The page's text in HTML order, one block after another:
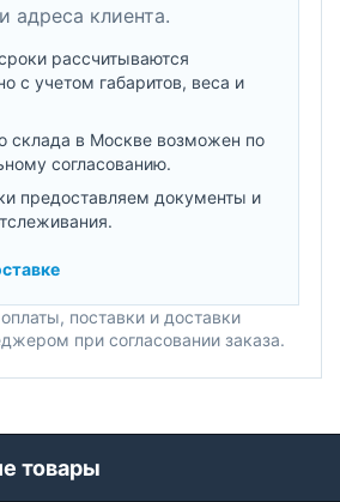
адреса клиента.
рассчитываются
с учетом габаритов, веса и
склада в Москве возможен по
согласованию.
предоставляем документы и
поставки и доставки
при согласовании заказа.
товары